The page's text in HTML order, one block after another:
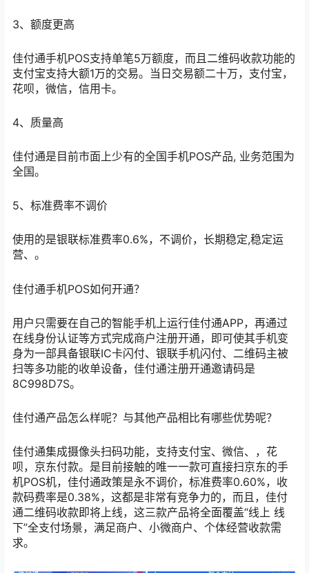
3、额度更高
佳付通手机POS支持单笔5万额度，而且二维码收款功能的
支付宝支持大额1万的交易。当日交易额二十万，支付宝，
花呗，微信，信用卡。
4、质量高
佳付通是目前市面上少有的全国手机POS产品, 业务范围为
全国。
5、标准费率不调价
使用的是银联标准费率0.6%，不调价，长期稳定,稳定运
营、。
佳付通手机POS如何开通？
用户只需要在自己的智能手机上运行佳付通APP，再通过
在线身份认证等方式完成商户注册开通，即可使其手机变
身为一部具备银联IC卡闪付、银联手机闪付、二维码主被
扫等多功能的收单设备，佳付通注册开通邀请码是
8C998D7S。
佳付通产品怎么样呢？与其他产品相比有哪些优势呢？
佳付通集成摄像头扫码功能，支持支付宝、微信、，花
呗，京东付款。是目前接触的唯一一款可直接扫京东的手
机POS机，佳付通政策是永不调价，标准费率0.60%，收
款码费率是0.38%，这都是非常有竞争力的，而且，佳付
通二维码收款即将上线，这三款产品将全面覆盖“线上 线
下”全支付场景，满足商户、小微商户、个体经营收款需
求。